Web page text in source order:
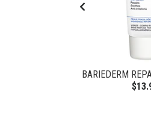
BARIEDERM